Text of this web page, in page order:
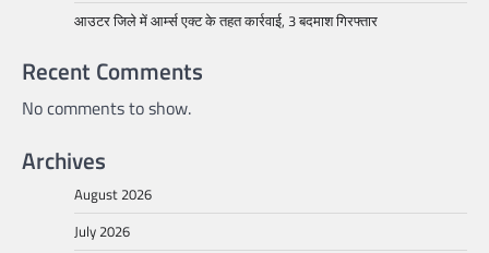
आउटर जिले में आर्म्स एक्ट के तहत कार्रवाई, 3 बदमाश गिरफ्तार
Recent Comments
No comments to show.
Archives
August 2026
July 2026